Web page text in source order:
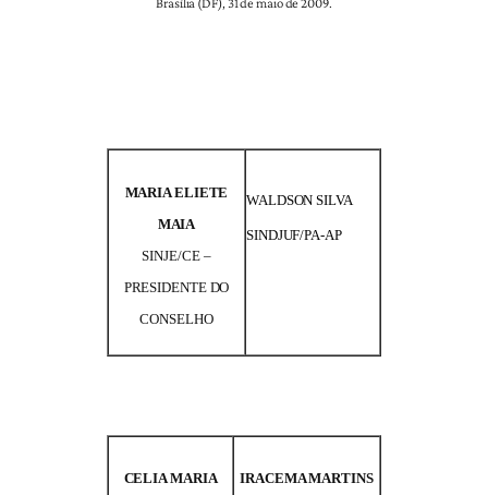
MARIA ELIETE
MAIA
SINJE/CE –
PRESIDENTE DO
CONSELHO
WALDSON SILVA
SINDJUF/PA-AP
CELIA MARIA
IRACEMA MARTINS